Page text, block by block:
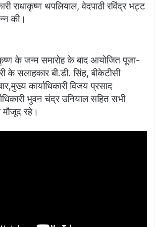
राधाकृष्ण थपलियाल, वेदपाठी रविंद्र भट्ट
की।
के जन्म समारोह के बाद आयोजित पूजा-
के सलाहकार बी.डी. सिंह, बीकेटीसी
कार्याधिकारी विजय प्रसाद
भुवन चंद्र उनियाल सहित सभी
मौजूद रहे।